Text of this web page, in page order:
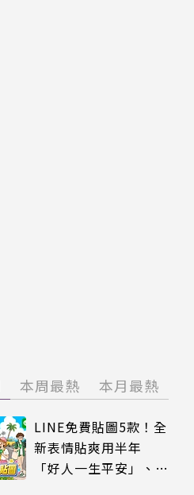
本周最熱 本月最熱
LINE免費貼圖5款！全
新表情貼爽用半年
「好人一生平安」、